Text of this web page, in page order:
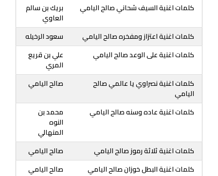
كلمات اغنية السيف شحاني صالح اليامي
بريك بن سالم
العاوي
كلمات اغنية اعتزاز ومفخره صالح اليامي
سعود الرخيله
كلمات اغنية على الوعد صالح اليامي
علي بن قريع
المري
كلمات اغنية نصراوي يا عالمي صالح
اليامي
صالح اليامي
كلمات اغنية عاده وسنه صالح اليامي
محمد بن
النوه
المنهالي
كلمات اغنية ثلاثة رموز صالح اليامي
صالح اليامي
كلمات اغنية البطل خوزان صالح اليامي
صالح اليامي